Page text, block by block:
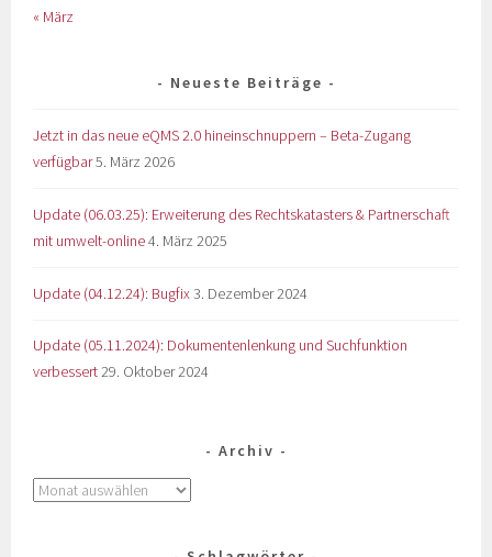
« März
Neueste Beiträge
Jetzt in das neue eQMS 2.0 hineinschnuppern – Beta-Zugang
verfügbar5. März 2026
Update (06.03.25): Erweiterung des Rechtskatasters & Partnerschaft
mit umwelt-online4. März 2025
Update (04.12.24): Bugfix 3. Dezember 2024
Update (05.11.2024): Dokumentenlenkung und Suchfunktion
verbessert29. Oktober 2024
Archiv